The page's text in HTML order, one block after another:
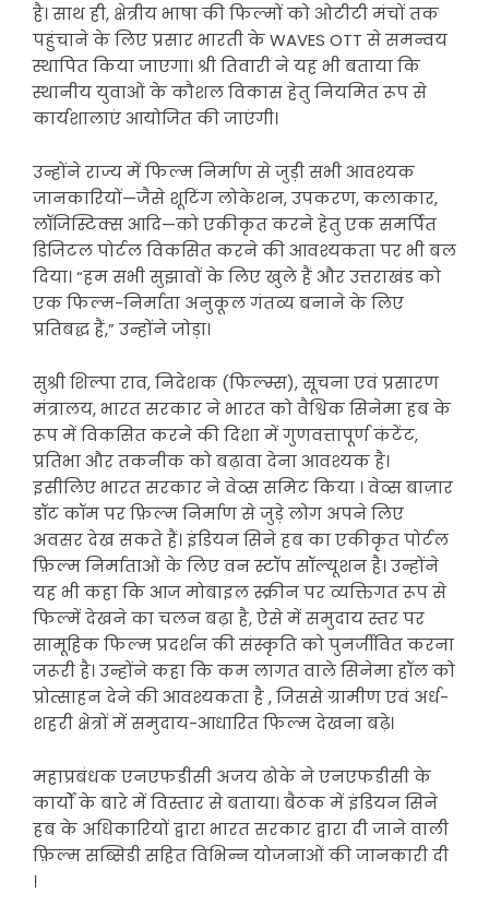
है। साथ ही, क्षेत्रीय भाषा की फिल्मों को ओटीटी मंचों तक
पहुंचाने के लिए प्रसार भारती के WAVES OTT से समन्वय
स्थापित किया जाएगा। श्री तिवारी ने यह भी बताया कि
स्थानीय युवाओं के कौशल विकास हेतु नियमित रूप से
कार्यशालाएं आयोजित की जाएंगी।
उन्होंने राज्य में फिल्म निर्माण से जुड़ी सभी आवश्यक
जानकारियों—जैसे शूटिंग लोकेशन, उपकरण, कलाकार,
लॉजिस्टिक्स आदि—को एकीकृत करने हेतु एक समर्पित
डिजिटल पोर्टल विकसित करने की आवश्यकता पर भी बल
दिया। “हम सभी सुझावों के लिए खुले हैं और उत्तराखंड को
एक फिल्म-निर्माता अनुकूल गंतव्य बनाने के लिए
प्रतिबद्ध हैं,” उन्होंने जोड़ा।
सुश्री शिल्पा राव, निदेशक (फिल्म्स), सूचना एवं प्रसारण
मंत्रालय, भारत सरकार ने भारत को वैश्विक सिनेमा हब के
रूप में विकसित करने की दिशा में गुणवत्तापूर्ण कंटेंट,
प्रतिभा और तकनीक को बढ़ावा देना आवश्यक है।
इसीलिए भारत सरकार ने वेव्स समिट किया । वेव्स बाज़ार
डॉट कॉम पर फ़िल्म निर्माण से जुड़े लोग अपने लिए
अवसर देख सकते हैं। इंडियन सिने हब का एकीकृत पोर्टल
फ़िल्म निर्माताओं के लिए वन स्टॉप सॉल्यूशन है। उन्होंने
यह भी कहा कि आज मोबाइल स्क्रीन पर व्यक्तिगत रूप से
फिल्में देखने का चलन बढ़ा है, ऐसे में समुदाय स्तर पर
सामूहिक फिल्म प्रदर्शन की संस्कृति को पुनर्जीवित करना
जरूरी है। उन्होंने कहा कि कम लागत वाले सिनेमा हॉल को
प्रोत्साहन देने की आवश्यकता है , जिससे ग्रामीण एवं अर्ध-
शहरी क्षेत्रों में समुदाय-आधारित फिल्म देखना बढ़े।
महाप्रबंधक एनएफडीसी अजय ढोके ने एनएफडीसी के
कार्यों के बारे में विस्तार से बताया। बैठक में इंडियन सिने
हब के अधिकारियों द्वारा भारत सरकार द्वारा दी जाने वाली
फ़िल्म सब्सिडी सहित विभिन्न योजनाओं की जानकारी दी
।